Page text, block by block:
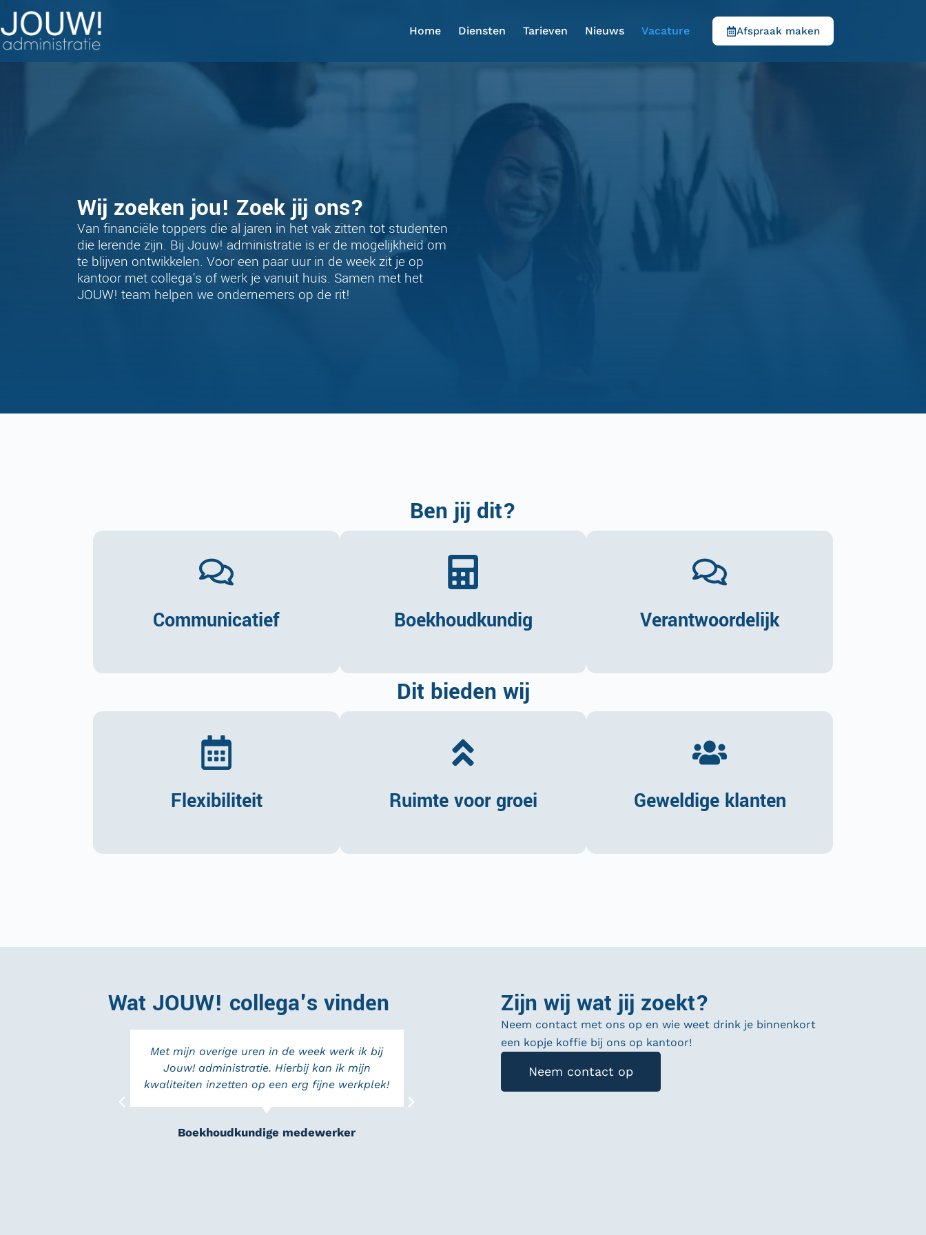
Home Diensten Tarieven Nieuws Vacature Afspraak maken
Wij zoeken jou! Zoek jij ons?
Van financiële toppers die al jaren in het vak zitten tot studenten
die lerende zijn. Bij Jouw! administratie is er de mogelijkheid om
te blijven ontwikkelen. Voor een paar uur in de week zit je op
kantoor met collega's of werk je vanuit huis. Samen met het
JOUW! team helpen we ondernemers op de rit!
Ben jij dit?
Communicatief Boekhoudkundig Verantwoordelijk
Dit bieden wij
Flexibiliteit Ruimte voor groei Geweldige klanten
Wat JOUW! collega's vinden
Met mijn overige uren in de week werk ik bij
Jouw! administratie. Hierbij kan ik mijn
kwaliteiten inzetten op een erg fijne werkplek!
Boekhoudkundige medewerker
Als student werk ik naast school een aantal
uren in de week bij Jouw! administratie. Ik
Zijn wij wat jij zoekt?
Neem contact met ons op en wie weet drink je binnenkort
een kopje koffie bij ons op kantoor!
Neem contact op